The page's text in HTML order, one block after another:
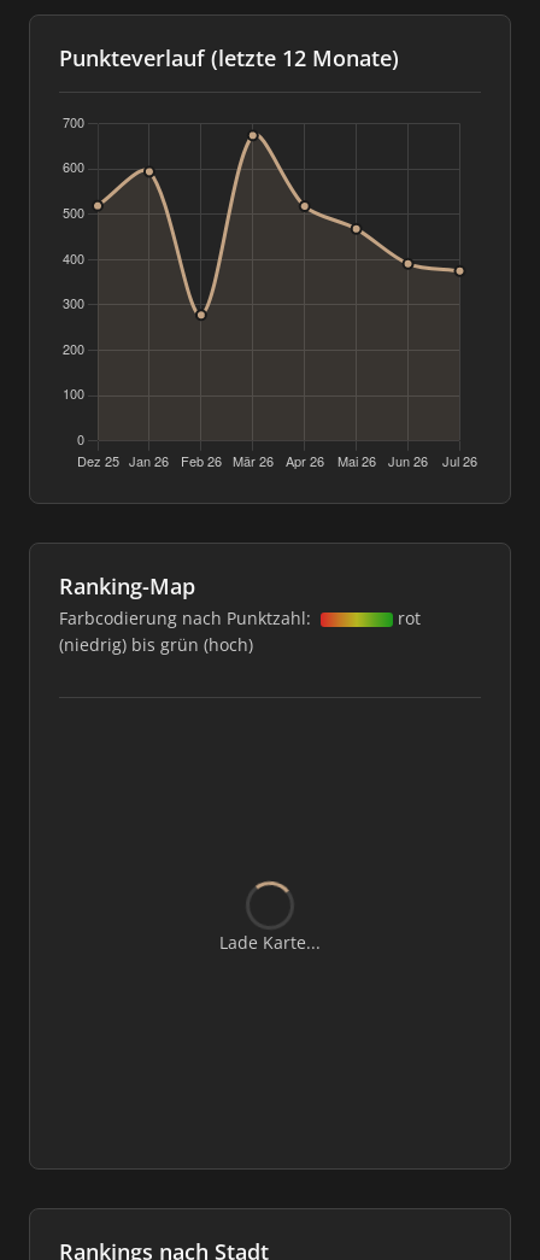
Punkteverlauf (letzte 12 Monate)
Ranking-Map
Farbcodierung nach Punktzahl:
rot
(niedrig) bis grün (hoch)
Lade Karte...
Rankings nach Stadt